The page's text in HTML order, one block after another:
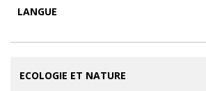
LANGUE
ECOLOGIE ET NATURE